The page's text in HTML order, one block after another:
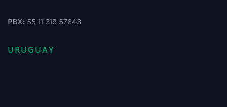
PBX: 55 11 319 57643
URUGUAY